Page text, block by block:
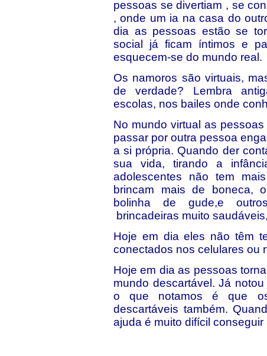
pessoas se divertiam , se
, onde um ia na casa do
dia as pessoas estão se
social já ficam íntimos e
esquecem-se do mundo real.
Os namoros são virtuais,
de verdade? Lembra
escolas, nos bailes onde
No mundo virtual as
passar por outra pessoa
a si própria. Quando der
sua vida, tirando a
adolescentes não tem
brincam mais de boneca,
bolinha de gude,e
brincadeiras muito
Hoje em dia eles não têm
conectados nos celulares ou
Hoje em dia as pessoas
mundo descartável. Já
o que notamos é que
descartáveis também.
ajuda é muito difícil